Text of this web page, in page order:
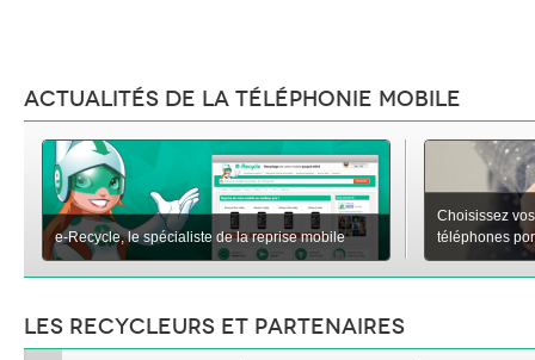
Actualités de la téléphonie mobile
e-Recycle, le spécialiste de la reprise mobile
Choisissez
téléphones
Les recycleurs et partenaires